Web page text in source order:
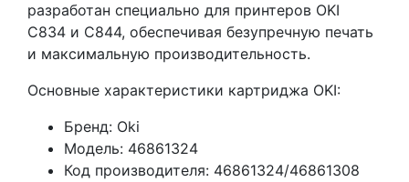
разработан специально для принтеров OKI
C834 и C844, обеспечивая безупречную печать
и максимальную производительность.
Основные характеристики картриджа OKI:
Бренд: Oki
Модель: 46861324
Код производителя: 46861324/46861308